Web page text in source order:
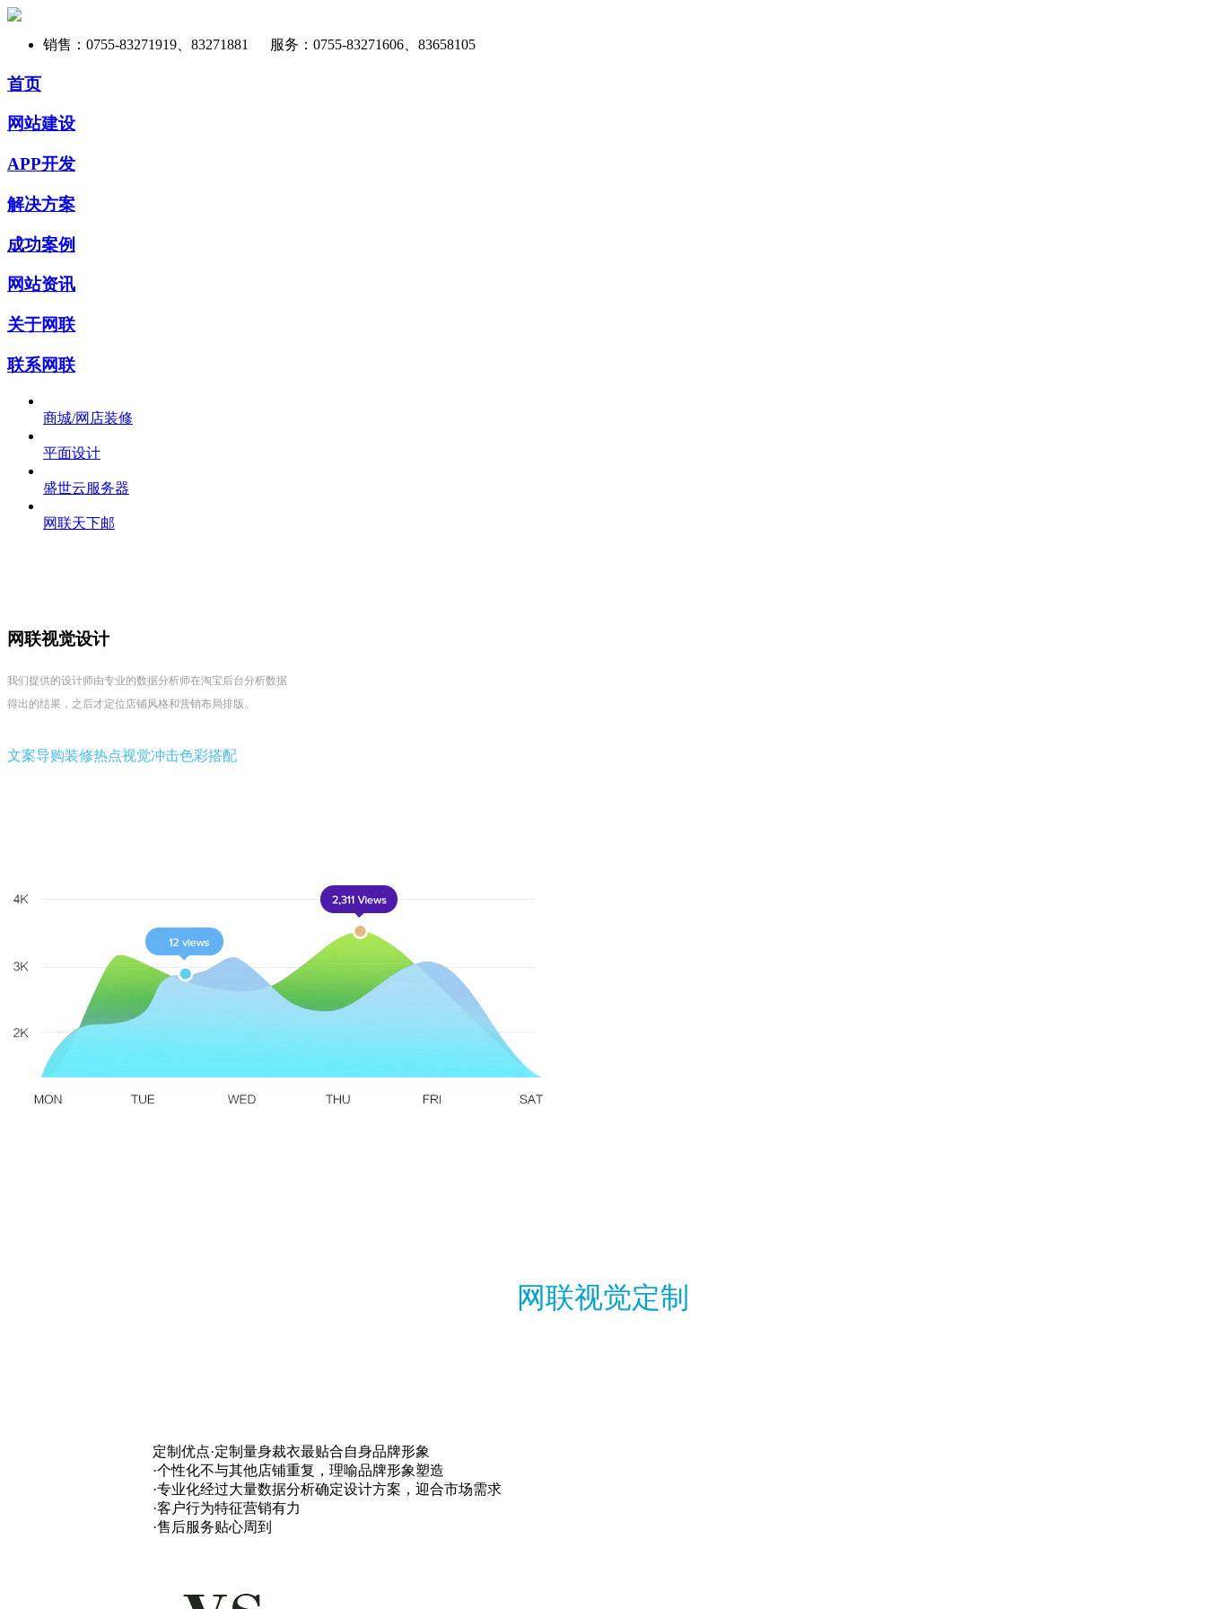
销售：0755-83271919、83271881 服务：0755-83271606、83658105
首页
网站建设
APP开发
解决方案
成功案例
网站资讯
关于网联
联系网联
商城/网店装修
平面设计
盛世云服务器
网联天下邮
网联视觉设计
我们提供的设计师由专业的数据分析师在淘宝后台分析数据
得出的结果，之后才定位店铺风格和营销布局排版。
文案导购装修热点视觉冲击色彩搭配
网联视觉定制
定制优点·定制量身裁衣最贴合自身品牌形象
·个性化不与其他店铺重复，理喻品牌形象塑造
·专业化经过大量数据分析确定设计方案，迎合市场需求
·客户行为特征营销有力
·售后服务贴心周到